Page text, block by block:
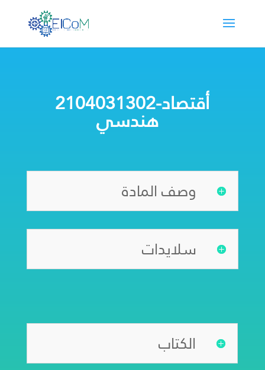
2104031302-أقتصاد
هندسي
وصف المادة
سلايدات
الكتاب